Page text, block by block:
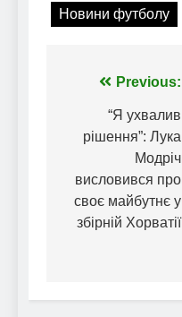
Новини футболу
Навігація
записів
Previous:
“Я ухвалив
рішення”: Лука
Модріч
висловився про
своє майбутнє у
збірній Хорватії